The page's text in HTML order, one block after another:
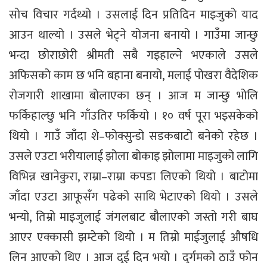
सोच विचार गर्दथ्यो । उसलाई दिन प्रतिदिन माइजुको याद
आउन थाल्यो । उसले भेट्ने योजना बनायो । गाउँमा जान्छु
भन्दा छोराछोरी श्रीमती सबै गइहाल्ने भएकाले उसले
अफिसको काम छ भनि बहाना बनायो, मलाई पोखरा वैदेशिक
रोजगारी शाखामा बोलाएका छन् । आज म जान्छु भोलि
फर्किहाल्छु भनि गाँउतिर फर्कियो । १० वर्ष पूरा भइसकेको
थियो । गाउँ जाँदा शे–फोक्सुन्डो सडकबाटो बनेको रहेछ ।
उसले एउटा भरीयालाई झोला बोकाइ झोलामा माइजुको लागि
विभिन्न खानेकुरा, राम्रा–राम्रा कपडा लिएको थियो । बाटोमा
जाँदा एउटा आफूसँग पढेको साथि भेटाएको थियो । उसले
भन्यो, तिम्रो माइजुलाई जंगलबाट बौलाएको जस्तो गरी बाघ
आएर एक्कासी झम्टेको थियो । म तिम्रो माईजुलाई औषधि
लिन आएको थिए । आज दुई दिन भयो । दुर्गमको ठाउँ फोन